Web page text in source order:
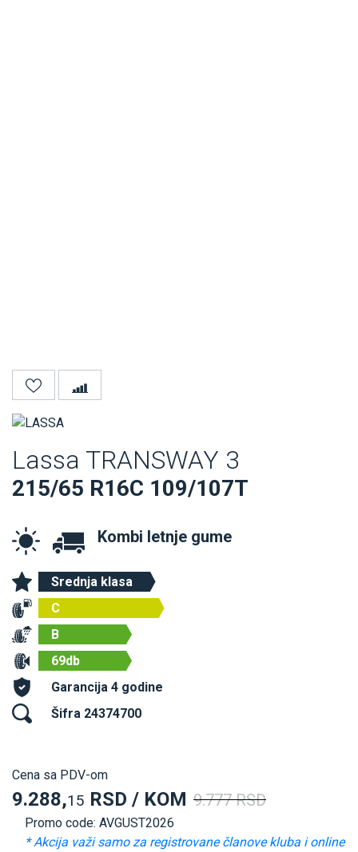
Lassa TRANSWAY 3
215/65 R16C 109/107T
Kombi letnje gume
Srednja klasa
C
B
69db
Garancija 4 godine
Šifra 24374700
Cena sa PDV-om
9.288,15 RSD / KOM 9.777 RSD
Promo code: AVGUST2026
* Akcija važi samo za registrovane članove kluba i online